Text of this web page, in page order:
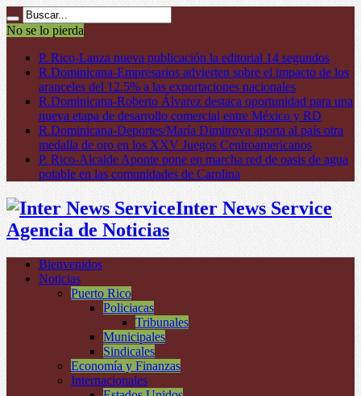
No se lo pierda
P. Rico-Lanza nueva publicación la editorial 14 segundos
R.Dominicana-Empresarios advierten sobre el impacto de los
aranceles del 12.5% a las exportaciones nacionales
R.Dominicana-Roberto Álvarez destaca oportunidad para una
nueva etapa de desarrollo comercial entre México y RD
R.Dominicana-Deportes/María Dimitrova aporta al país otra
medalla de oro en los XXV Juegos Centroamericanos
P. Rico-Alcalde Aponte pone en marcha red de oasis de agua
potable en las comunidades de Carolina
Inter News Service
Agencia de Noticias
Bienvenidos
Noticias
Puerto Rico
Policiacas
Tribunales
Municipales
Sindicales
Economía y Finanzas
Internacionales